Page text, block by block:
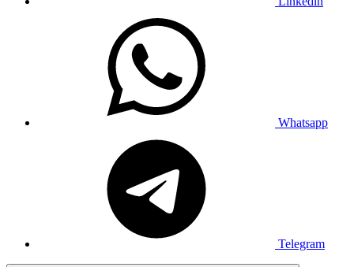
Whatsapp
Telegram